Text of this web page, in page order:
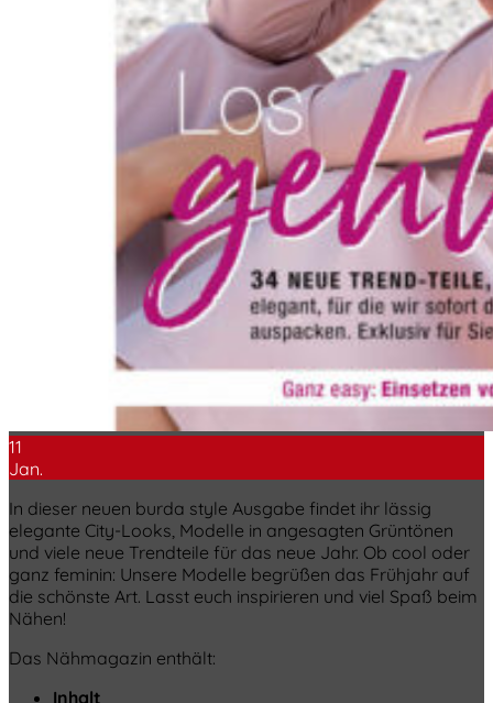
11
Jan.
In dieser neuen burda style Ausgabe findet ihr lässig
elegante City-Looks, Modelle in angesagten Grüntönen
und viele neue Trendteile für das neue Jahr. Ob cool oder
ganz feminin: Unsere Modelle begrüßen das Frühjahr auf
die schönste Art. Lasst euch inspirieren und viel Spaß beim
Nähen!
Das Nähmagazin enthält:
Inhalt